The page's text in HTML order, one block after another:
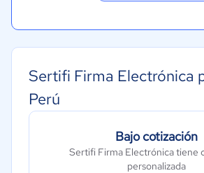
Sertifi Firma Electrónica
Perú
Bajo cotización
Sertifi Firma Electrónica tiene
personalizada